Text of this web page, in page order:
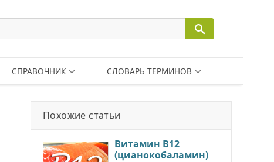
СПРАВОЧНИК СЛОВАРЬ ТЕРМИНОВ
Похожие статьи
Витамин В12
(цианокобаламин)